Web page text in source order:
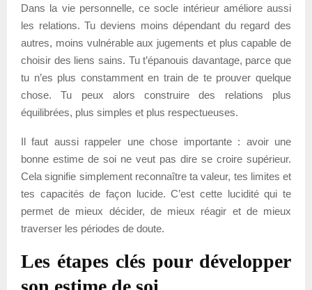
Dans la vie personnelle, ce socle intérieur améliore aussi
les relations. Tu deviens moins dépendant du regard des
autres, moins vulnérable aux jugements et plus capable de
choisir des liens sains. Tu t’épanouis davantage, parce que
tu n’es plus constamment en train de te prouver quelque
chose. Tu peux alors construire des relations plus
équilibrées, plus simples et plus respectueuses.
Il faut aussi rappeler une chose importante : avoir une
bonne estime de soi ne veut pas dire se croire supérieur.
Cela signifie simplement reconnaître ta valeur, tes limites et
tes capacités de façon lucide. C’est cette lucidité qui te
permet de mieux décider, de mieux réagir et de mieux
traverser les périodes de doute.
Les étapes clés pour développer